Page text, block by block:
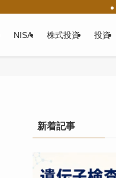
NISA 株式投資 投資
新着記事